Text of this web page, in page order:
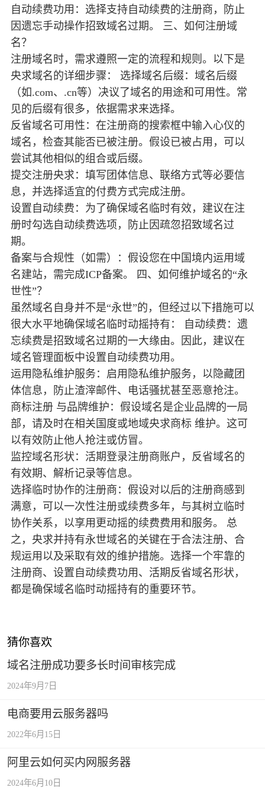
自动续费功用：选择支持自动续费的注册商，防止
因遗忘手动操作招致域名过期。 三、如何注册域
名？
注册域名时，需求遵照一定的流程和规则。以下是
央求域名的详细步骤： 选择域名后缀：域名后缀
（如.com、.cn等）决议了域名的用途和可用性。常
见的后缀有很多，依据需求来选择。
反省域名可用性：在注册商的搜索框中输入心仪的
域名，检查其能否已被注册。假设已被占用，可以
尝试其他相似的组合或后缀。
提交注册央求：填写团体信息、联络方式等必要信
息，并选择适宜的付费方式完成注册。
设置自动续费：为了确保域名临时有效，建议在注
册时勾选自动续费选项，防止因疏忽招致域名过
期。
备案与合规性（如需）：假设您在中国境内运用域
名建站，需完成ICP备案。 四、如何维护域名的“永
世性”？
虽然域名自身并不是“永世”的，但经过以下措施可以
很大水平地确保域名临时动摇持有： 自动续费：遗
忘续费是招致域名过期的一大缘由。因此，建议在
域名管理面板中设置自动续费功用。
运用隐私维护服务：启用隐私维护服务，以隐藏团
体信息，防止渣滓邮件、电话骚扰甚至恶意抢注。
商标注册 与品牌维护：假设域名是企业品牌的一局
部，请及时在相关国度或地域央求商标 维护。这可
以有效防止他人抢注或仿冒。
监控域名形状：活期登录注册商账户，反省域名的
有效期、解析记录等信息。
选择临时协作的注册商：假设对以后的注册商感到
满意，可以一次性注册或续费多年，与其树立临时
协作关系，以享用更动摇的续费费用和服务。 总
之，央求并持有永世域名的关键在于合法注册、合
规运用以及采取有效的维护措施。选择一个牢靠的
注册商、设置自动续费功用、活期反省域名形状，
都是确保域名临时动摇持有的重要环节。
猜你喜欢
域名注册成功要多长时间审核完成
2024年9月7日
电商要用云服务器吗
2022年6月15日
阿里云如何买内网服务器
2024年6月10日